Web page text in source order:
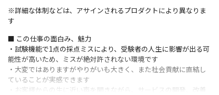
※詳細な体制などは、アサインされるプロダクトにより異なりま
す
■ この仕事の面白み、魅力
・試験機能で1点の採点ミスにより、受験者の人生に影響が出る可
能性が高いため、ミスが絶対許されない環境です
・大変ではありますがやりがいも大きく、また社会貢献に直結し
ていることが実感できます
・お客様からの生に近い声を聞きながら、サービスの開発、改善